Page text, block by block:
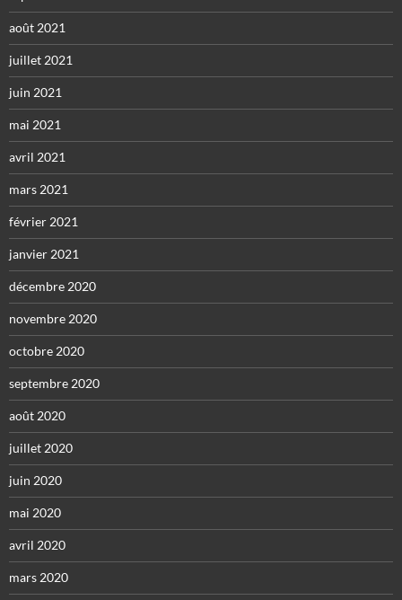
août 2021
juillet 2021
juin 2021
mai 2021
avril 2021
mars 2021
février 2021
janvier 2021
décembre 2020
novembre 2020
octobre 2020
septembre 2020
août 2020
juillet 2020
juin 2020
mai 2020
avril 2020
mars 2020